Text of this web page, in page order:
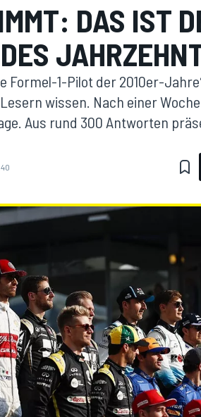
DAS IST
Formel-1-Pilot der 2010er-
wissen. Nach einer
Aus rund 300 Antworten